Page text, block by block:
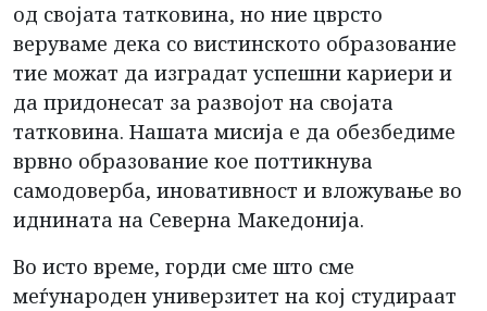
од својата татковина, но ние цврсто
веруваме дека со вистинското образование
тие можат да изградат успешни кариери и
да придонесат за развојот на својата
татковина. Нашата мисија е да обезбедиме
врвно образование кое поттикнува
самодоверба, иновативност и вложување во
иднината на Северна Македонија.
Во исто време, горди сме што сме
меѓународен универзитет на кој студираат